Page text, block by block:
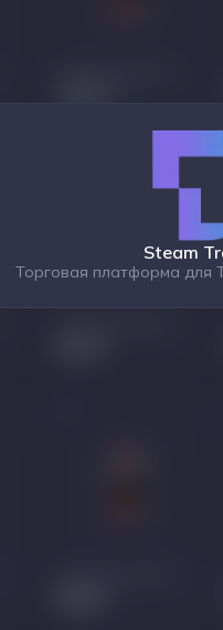
Steam
Торговая платформа для